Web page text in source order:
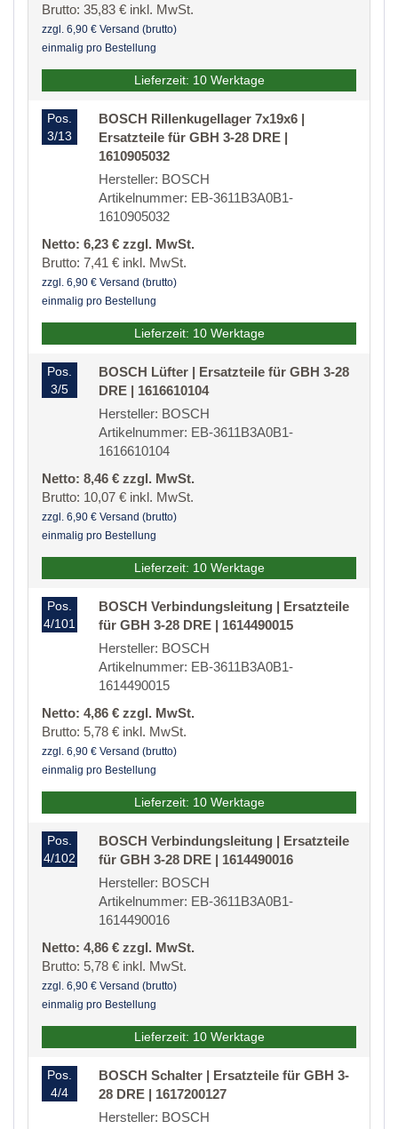
Brutto: 35,83 € inkl. MwSt.
zzgl. 6,90 € Versand (brutto)
einmalig pro Bestellung
Lieferzeit: 10 Werktage
Pos.
3/13
BOSCH Rillenkugellager 7x19x6 |
Ersatzteile für GBH 3-28 DRE |
1610905032
Hersteller: BOSCH
Artikelnummer: EB-3611B3A0B1-
1610905032
Netto: 6,23 € zzgl. MwSt.
Brutto: 7,41 € inkl. MwSt.
zzgl. 6,90 € Versand (brutto)
einmalig pro Bestellung
Lieferzeit: 10 Werktage
Pos.
3/5
BOSCH Lüfter | Ersatzteile für GBH 3-28
DRE | 1616610104
Hersteller: BOSCH
Artikelnummer: EB-3611B3A0B1-
1616610104
Netto: 8,46 € zzgl. MwSt.
Brutto: 10,07 € inkl. MwSt.
zzgl. 6,90 € Versand (brutto)
einmalig pro Bestellung
Lieferzeit: 10 Werktage
Pos.
4/101
BOSCH Verbindungsleitung | Ersatzteile
für GBH 3-28 DRE | 1614490015
Hersteller: BOSCH
Artikelnummer: EB-3611B3A0B1-
1614490015
Netto: 4,86 € zzgl. MwSt.
Brutto: 5,78 € inkl. MwSt.
zzgl. 6,90 € Versand (brutto)
einmalig pro Bestellung
Lieferzeit: 10 Werktage
Pos.
4/102
BOSCH Verbindungsleitung | Ersatzteile
für GBH 3-28 DRE | 1614490016
Hersteller: BOSCH
Artikelnummer: EB-3611B3A0B1-
1614490016
Netto: 4,86 € zzgl. MwSt.
Brutto: 5,78 € inkl. MwSt.
zzgl. 6,90 € Versand (brutto)
einmalig pro Bestellung
Lieferzeit: 10 Werktage
Pos.
4/4
BOSCH Schalter | Ersatzteile für GBH 3-
28 DRE | 1617200127
Hersteller: BOSCH